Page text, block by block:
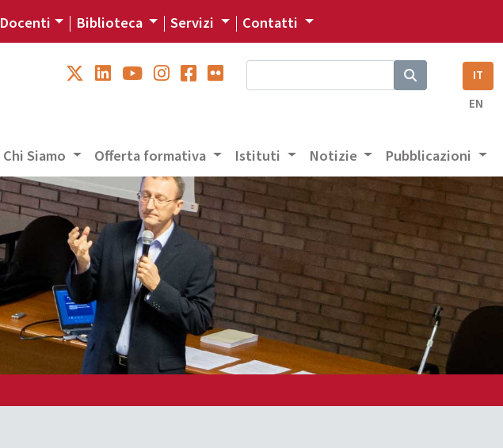
Docenti Biblioteca Servizi Contatti
IT
EN
Chi Siamo Offerta formativa Istituti Notizie Pubblicazioni